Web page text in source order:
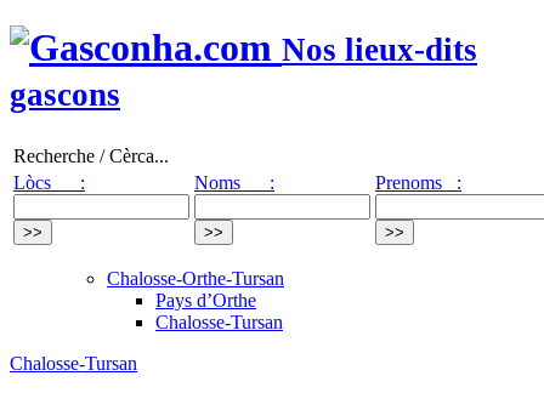
Nos lieux-dits
gascons
Recherche / Cèrca...
Lòcs :
Noms : Prenoms :
Chalosse-Orthe-Tursan
Pays d’Orthe
Chalosse-Tursan
Chalosse-Tursan